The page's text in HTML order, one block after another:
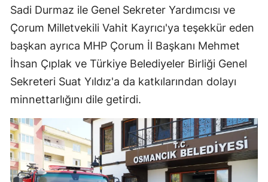
Van
Yozgat
Zonguldak
Aksaray
Karaman
Kırıkkale
Sadi Durmaz ile Genel Sekreter Yardımcısı ve
Çorum Milletvekili Vahit Kayrıcı'ya teşekkür eden
başkan ayrıca MHP Çorum İl Başkanı Mehmet
İhsan Çıplak ve Türkiye Belediyeler Birliği Genel
Sekreteri Suat Yıldız'a da katkılarından dolayı
minnettarlığını dile getirdi.